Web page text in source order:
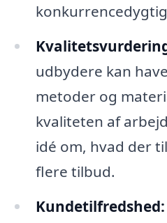
udbydere kan
metoder og
kvaliteten af
idé om, hvad der
flere tilbud.
Kundetilfredshed: